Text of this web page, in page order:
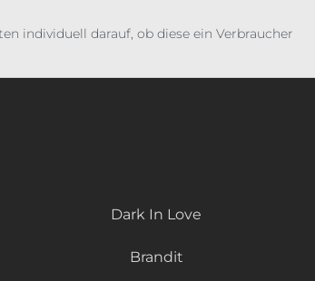
individuell darauf, ob diese ein Verbraucher
Dark In Love
Brandit